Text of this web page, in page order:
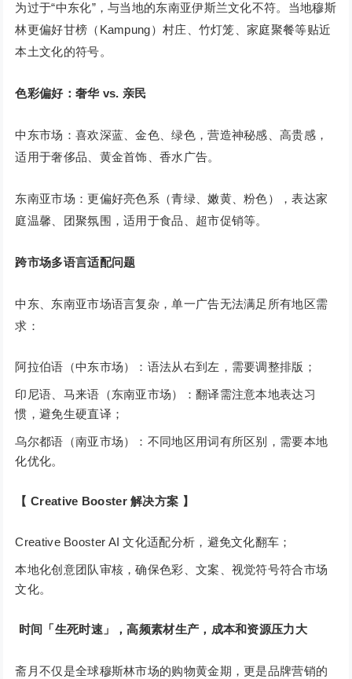
为过于“中东化”，与当地的东南亚伊斯兰文化不符。当地穆斯
林更偏好甘榜（Kampung）村庄、竹灯笼、家庭聚餐等贴近
本土文化的符号。
色彩偏好：奢华 vs. 亲民
中东市场：喜欢深蓝、金色、绿色，营造神秘感、高贵感，
适用于奢侈品、黄金首饰、香水广告。
东南亚市场：更偏好亮色系（青绿、嫩黄、粉色），表达家
庭温馨、团聚氛围，适用于食品、超市促销等。
跨市场多语言适配问题
中东、东南亚市场语言复杂，单一广告无法满足所有地区需
求：
阿拉伯语（中东市场）：语法从右到左，需要调整排版；
印尼语、马来语（东南亚市场）：翻译需注意本地表达习
惯，避免生硬直译；
乌尔都语（南亚市场）：不同地区用词有所区别，需要本地
化优化。
【 Creative Booster 解决方案 】
Creative Booster AI 文化适配分析，避免文化翻车；
本地化创意团队审核，确保色彩、文案、视觉符号符合市场
文化。
时间「生死时速」，高频素材生产，成本和资源压力大
斋月不仅是全球穆斯林市场的购物黄金期，更是品牌营销的